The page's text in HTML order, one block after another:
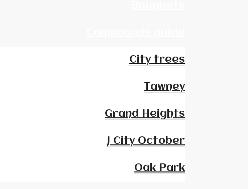
City trees
Tawney
Grand Heights
J City October
Oak Park